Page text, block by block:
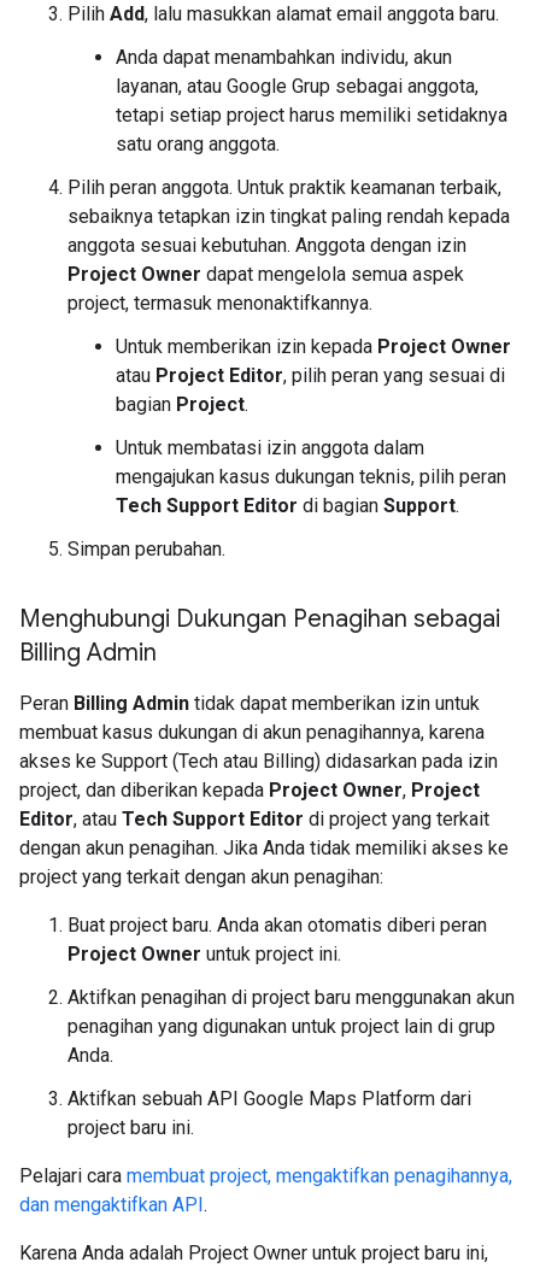
Pilih Add, lalu masukkan alamat email anggota baru.
Anda dapat menambahkan individu, akun
layanan, atau Google Grup sebagai anggota,
tetapi setiap project harus memiliki setidaknya
satu orang anggota.
Pilih peran anggota. Untuk praktik keamanan terbaik,
sebaiknya tetapkan izin tingkat paling rendah kepada
anggota sesuai kebutuhan. Anggota dengan izin
Project Owner dapat mengelola semua aspek
project, termasuk menonaktifkannya.
Untuk memberikan izin kepada Project Owner
atau Project Editor, pilih peran yang sesuai di
bagian Project.
Untuk membatasi izin anggota dalam
mengajukan kasus dukungan teknis, pilih peran
Tech Support Editor di bagian Support.
Simpan perubahan.
Menghubungi Dukungan Penagihan sebagai
Billing Admin
Peran Billing Admin tidak dapat memberikan izin untuk
membuat kasus dukungan di akun penagihannya, karena
akses ke Support (Tech atau Billing) didasarkan pada izin
project, dan diberikan kepada Project Owner, Project
Editor, atau Tech Support Editor di project yang terkait
dengan akun penagihan. Jika Anda tidak memiliki akses ke
project yang terkait dengan akun penagihan:
Buat project baru. Anda akan otomatis diberi peran
Project Owner untuk project ini.
Aktifkan penagihan di project baru menggunakan akun
penagihan yang digunakan untuk project lain di grup
Anda.
Aktifkan sebuah API Google Maps Platform dari
project baru ini.
Pelajari cara membuat project, mengaktifkan penagihannya,
dan mengaktifkan API.
Karena Anda adalah Project Owner untuk project baru ini,